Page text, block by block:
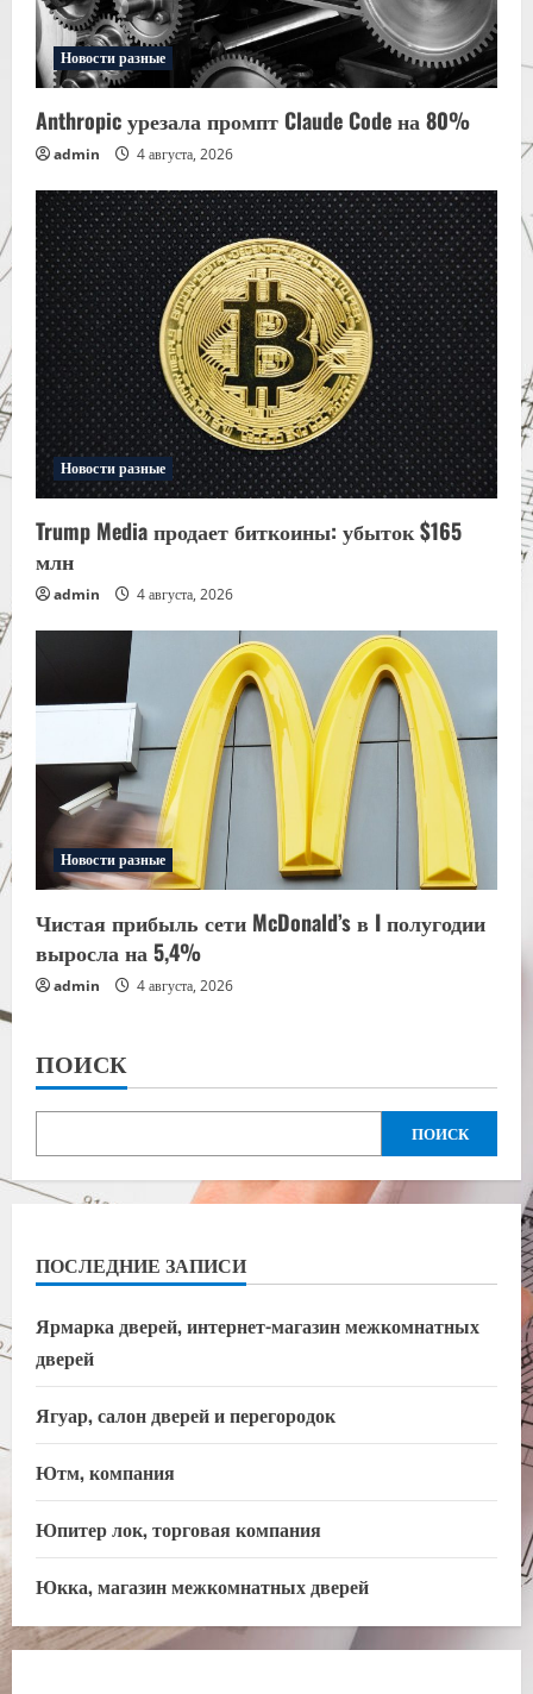
Новости разные
Anthropic урезала промпт Claude Code на 80%
admin 4 августа, 2026
Новости разные
Trump Media продает биткоины: убыток $165
млн
admin 4 августа, 2026
Новости разные
Чистая прибыль сети McDonald’s в I полугодии
выросла на 5,4%
admin 4 августа, 2026
ПОИСК
ПОИСК
ПОСЛЕДНИЕ ЗАПИСИ
Ярмарка дверей, интернет-магазин межкомнатных
дверей
Ягуар, салон дверей и перегородок
Ютм, компания
Юпитер лок, торговая компания
Юкка, магазин межкомнатных дверей